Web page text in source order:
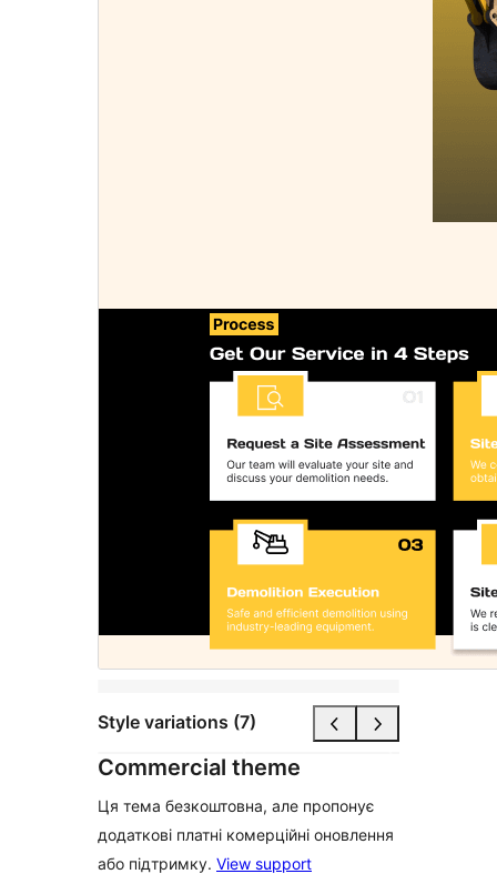
Style variations (7)
Commercial theme
Ця тема безкоштовна, але пропонує
додаткові платні комерційні оновлення
або підтримку. View support